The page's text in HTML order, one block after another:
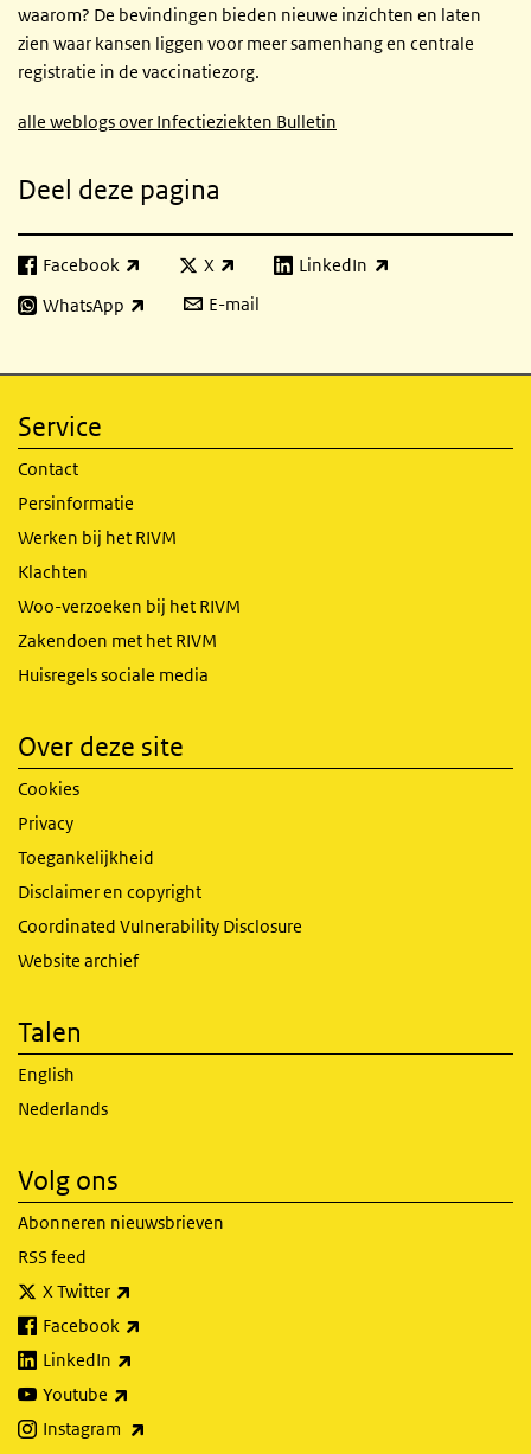
waarom? De bevindingen bieden nieuwe inzichten en laten
zien waar kansen liggen voor meer samenhang en centrale
registratie in de vaccinatiezorg.
alle weblogs over Infectieziekten Bulletin
Deel deze pagina
Facebook
(externe link) X
(externe link) LinkedIn
(externe link)
WhatsApp
(externe link) E-mail
Service
Contact
Persinformatie
Werken bij het RIVM
Klachten
Woo-verzoeken bij het RIVM
Zakendoen met het RIVM
Huisregels sociale media
Over deze site
Cookies
Privacy
Toegankelijkheid
Disclaimer en copyright
Coordinated Vulnerability Disclosure
Website archief
Talen
English
Nederlands
Volg ons
Abonneren nieuwsbrieven
RSS feed
X Twitter
Facebook
LinkedIn
Youtube
Instagram